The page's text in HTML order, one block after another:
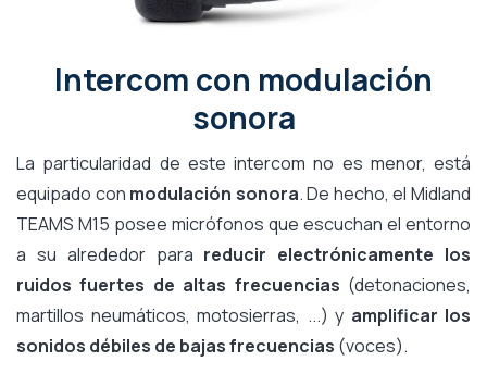
Intercom con modulación
sonora
La particularidad de este intercom no es menor, está
equipado con modulación sonora. De hecho, el Midland
TEAMS M15 posee micrófonos que escuchan el entorno
a su alrededor para reducir electrónicamente los
ruidos fuertes de altas frecuencias (detonaciones,
martillos neumáticos, motosierras, ...) y amplificar los
sonidos débiles de bajas frecuencias (voces).